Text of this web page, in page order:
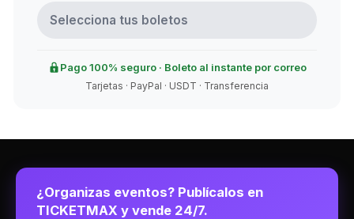
Selecciona tus boletos
Pago 100% seguro · Boleto al instante por correo
Tarjetas · PayPal · USDT · Transferencia
¿Organizas eventos? Publícalos en
TICKETMAX y vende 24/7.